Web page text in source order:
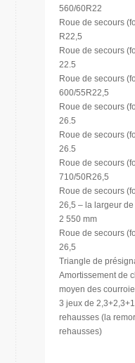
560/60R22
Roue de secours
R22,5
Roue de secours
22.5
Roue de secours
600/55R22,5
Roue de secours
26.5
Roue de secours
26.5
Roue de secours
710/50R26,5
Roue de secours
26,5 – la largeur
2 550 mm
Roue de secours
26,5
Triangle de
Amortissement de
moyen des
3 jeux de
rehausses (la
rehausses)